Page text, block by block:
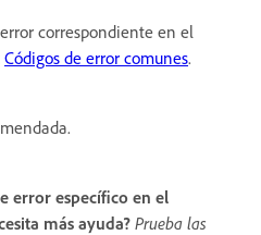
correspondiente en el
Códigos de error comunes.
error específico en el
más ayuda? Prueba las